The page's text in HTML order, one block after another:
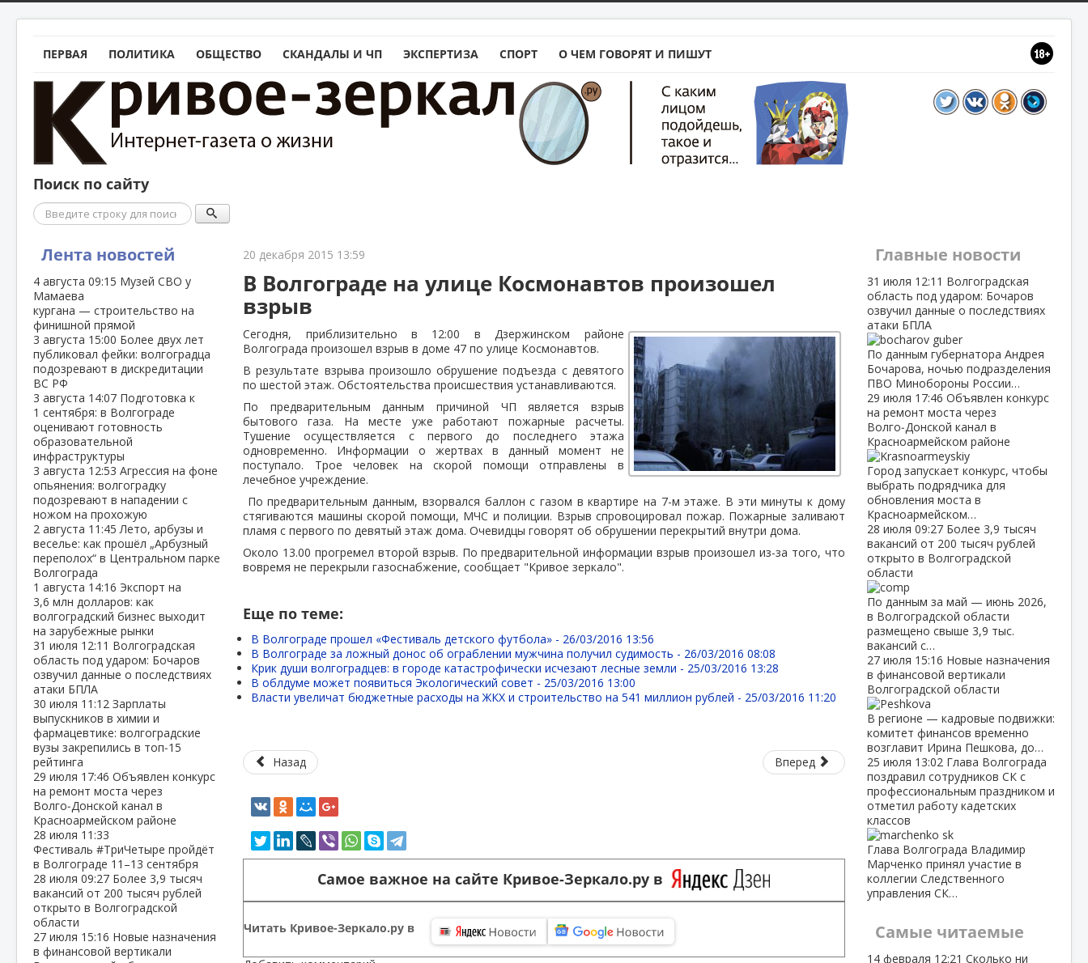
ПЕРВАЯ ПОЛИТИКА ОБЩЕСТВО СКАНДАЛЫ И ЧП ЭКСПЕРТИЗА СПОРТ О ЧЕМ ГОВОРЯТ И ПИШУТ
Поиск по сайту
Поиск
Лента новостей
4 августа 09:15 Музей СВО у
Мамаева
кургана — строительство на
финишной прямой
3 августа 15:00 Более двух лет
публиковал фейки: волгоградца
подозревают в дискредитации
ВС РФ
3 августа 14:07 Подготовка к
1 сентября: в Волгограде
оценивают готовность
образовательной
инфраструктуры
3 августа 12:53 Агрессия на фоне
опьянения: волгоградку
подозревают в нападении с
ножом на прохожую
2 августа 11:45Лето, арбузы и
веселье: как прошёл „Арбузный
переполох“ в Центральном парке
Волгограда
1 августа 14:16 Экспорт на
3,6 млн долларов: как
волгоградский бизнес выходит
на зарубежные рынки
31 июля 12:11 Волгоградская
область под ударом: Бочаров
озвучил данные о последствиях
атаки БПЛА
30 июля 11:12 Зарплаты
выпускников в химии и
фармацевтике: волгоградские
вузы закрепились в топ‑15
рейтинга
29 июля 17:46 Объявлен конкурс
на ремонт моста через
Волго‑Донской канал в
Красноармейском районе
28 июля 11:33
Фестиваль #ТриЧетыре пройдёт
в Волгограде 11–13 сентября
28 июля 09:27 Более 3,9 тысяч
вакансий от 200 тысяч рублей
открыто в Волгоградской
области
27 июля 15:16 Новые назначения
в финансовой вертикали
20 декабря 2015 13:59
В Волгограде на улице Космонавтов произошел
взрыв
Сегодня, приблизительно в 12:00 в Дзержинском районе
Волгограда произошел взрыв в доме 47 по улице Космонавтов.
В результате взрыва произошло обрушение подъезда с девятого
по шестой этаж. Обстоятельства происшествия устанавливаются.
По предварительным данным причиной ЧП является взрыв
бытового газа. На месте уже работают пожарные расчеты.
Тушение осуществляется с первого до последнего этажа
одновременно. Информации о жертвах в данный момент не
поступало. Трое человек на скорой помощи отправлены в
лечебное учреждение.
По предварительным данным, взорвался баллон с газом в квартире на 7-м этаже. В эти минуты к дому
стягиваются машины скорой помощи, МЧС и полиции. Взрыв спровоцировал пожар. Пожарные заливают
пламя с первого по девятый этаж дома. Очевидцы говорят об обрушении перекрытий внутри дома.
Около 13.00 прогремел второй взрыв. По предварительной информации взрыв произошел из-за того, что
вовремя не перекрыли газоснабжение, сообщает "Кривое зеркало".
Еще по теме:
В Волгограде прошел «Фестиваль детского футбола» - 26/03/2016 13:56
В Волгограде за ложный донос об ограблении мужчина получил судимость - 26/03/2016 08:08
Крик души волгоградцев: в городе катастрофически исчезают лесные земли - 25/03/2016 13:28
В облдуме может появиться Экологический совет - 25/03/2016 13:00
Власти увеличат бюджетные расходы на ЖКХ и строительство на 541 миллион рублей - 25/03/2016 11:20
Назад Вперед
Самое важное на сайте Кривое-Зеркало.ру в
Читать Кривое-Зеркало.ру в
Главные новости
31 июля 12:11 Волгоградская
область под ударом: Бочаров
озвучил данные о последствиях
атаки БПЛА
По данным губернатора Андрея
Бочарова, ночью подразделения
ПВО Минобороны России…
29 июля 17:46 Объявлен конкурс
на ремонт моста через
Волго‑Донской канал в
Красноармейском районе
Город запускает конкурс, чтобы
выбрать подрядчика для
обновления моста в
Красноармейском…
28 июля 09:27 Более 3,9 тысяч
вакансий от 200 тысяч рублей
открыто в Волгоградской
области
По данным за май — июнь 2026,
в Волгоградской области
размещено свыше 3,9 тыс.
вакансий с…
27 июля 15:16 Новые назначения
в финансовой вертикали
Волгоградской области
В регионе — кадровые подвижки:
комитет финансов временно
возглавит Ирина Пешкова, до…
25 июля 13:02 Глава Волгограда
поздравил сотрудников СК с
профессиональным праздником и
отметил работу кадетских
классов
Глава Волгограда Владимир
Марченко принял участие в
коллегии Следственного
управления СК…
Самые читаемые
14 февраля 12:21 Сколько ни